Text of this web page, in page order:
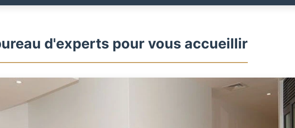
d'experts pour vous accueillir